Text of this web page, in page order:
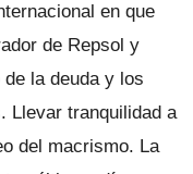
en que
de Repsol y
la deuda y los
Llevar tranquilidad a
del macrismo. La